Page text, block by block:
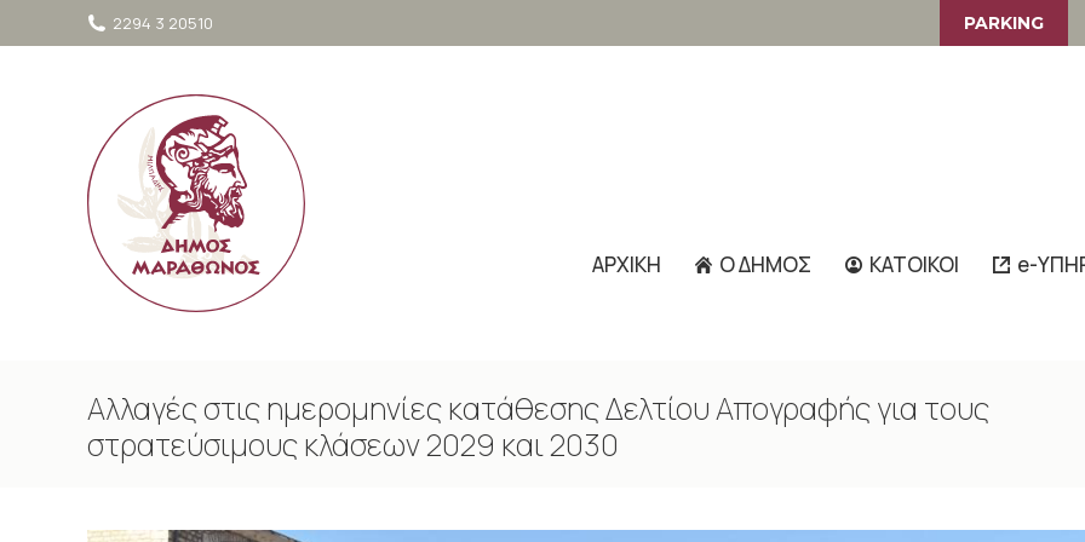
περιεχόμενο2294 3 20510 PARKING
ΑΡΧΙΚΗ Ο ΔΗΜΟΣ ΚΑΤΟΙΚΟΙ e-
Αλλαγές στις ημερομηνίες κατάθεσης Δελτίου Απογραφής για τους
στρατεύσιμους κλάσεων 2029 και 2030